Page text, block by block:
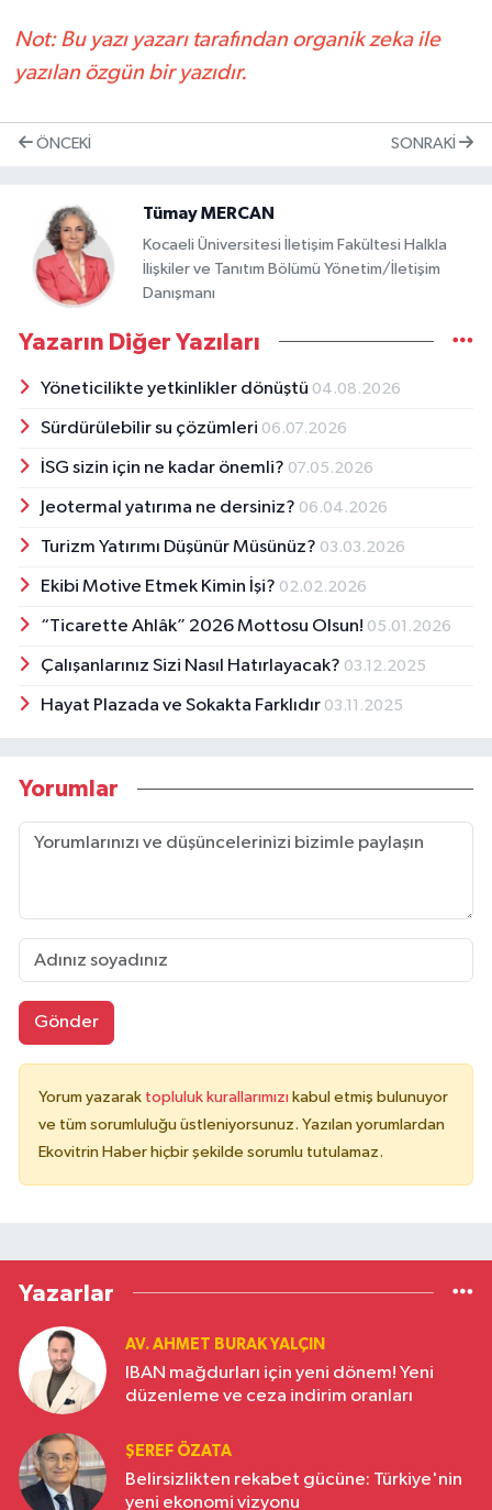
Not: Bu yazı yazarı tarafından organik zeka ile
yazılan özgün bir yazıdır.
ÖNCEKI SONRAKI
Tümay MERCAN
Kocaeli Üniversitesi İletişim Fakültesi Halkla
İlişkiler ve Tanıtım Bölümü Yönetim/İletişim
Danışmanı
Yazarın Diğer Yazıları
Yöneticilikte yetkinlikler dönüştü 04.08.2026
Sürdürülebilir su çözümleri 06.07.2026
İSG sizin için ne kadar önemli? 07.05.2026
Jeotermal yatırıma ne dersiniz? 06.04.2026
Turizm Yatırımı Düşünür Müsünüz? 03.03.2026
Ekibi Motive Etmek Kimin İşi? 02.02.2026
“Ticarette Ahlâk” 2026 Mottosu Olsun! 05.01.2026
Çalışanlarınız Sizi Nasıl Hatırlayacak? 03.12.2025
Hayat Plazada ve Sokakta Farklıdır 03.11.2025
Yorumlar
Gönder
Yorum yazarak topluluk kurallarımızı kabul etmiş bulunuyor
ve tüm sorumluluğu üstleniyorsunuz. Yazılan yorumlardan
Ekovitrin Haber hiçbir şekilde sorumlu tutulamaz.
Yazarlar
AV. AHMET BURAK YALÇIN
IBAN mağdurları için yeni dönem! Yeni
düzenleme ve ceza indirim oranları
ŞEREF ÖZATA
Belirsizlikten rekabet gücüne: Türkiye'nin
yeni ekonomi vizyonu